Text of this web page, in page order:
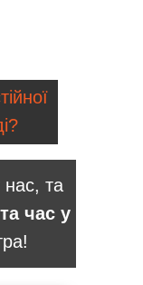
нас, та
час у